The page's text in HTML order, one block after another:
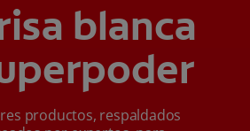
blanca
productos, respaldados